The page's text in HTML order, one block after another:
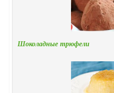
Шоколадные трюфели